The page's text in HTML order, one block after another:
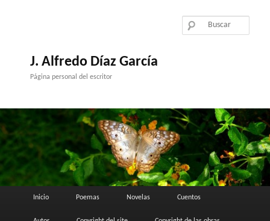
J. Alfredo Díaz García
Página personal del escritor
Inicio Poemas Novelas Cuentos